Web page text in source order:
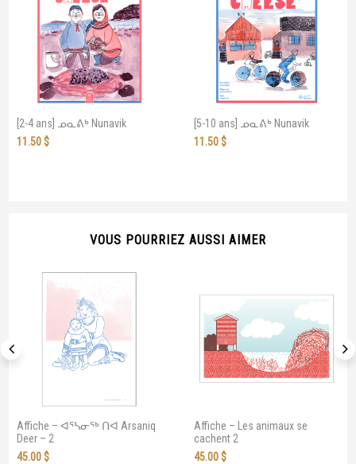
[2-4 ans] ᓄᓇᕕᒃ Nunavik
11.50$
[5-10 ans] ᓄᓇᕕᒃ Nunavik
11.50$
VOUS POURRIEZ AUSSI AIMER
Affiche – ᐊᕐᓴᓂᖅ ᑎᐊ Arsaniq
Deer – 2
45.00$
Affiche – Les animaux se
cachent 2
45.00$